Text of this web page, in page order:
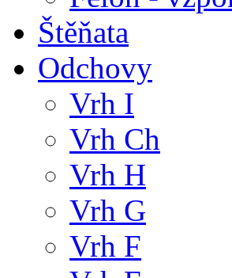
Štěňata
Odchovy
Vrh I
Vrh Ch
Vrh H
Vrh G
Vrh F